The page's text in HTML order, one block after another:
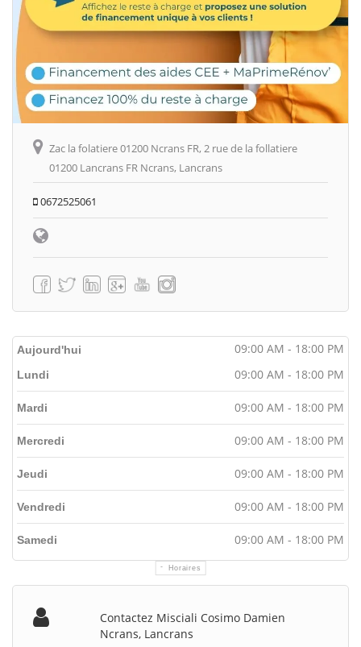
Zac la folatiere 01200 Ncrans FR, 2 rue de la follatiere
01200 Lancrans FR Ncrans, Lancrans
0672525061
Aujourd'hui 09:00 AM - 18:00 PM
Horaires
Lundi 09:00 AM - 18:00 PM
Mardi 09:00 AM - 18:00 PM
Mercredi 09:00 AM - 18:00 PM
Jeudi 09:00 AM - 18:00 PM
Vendredi 09:00 AM - 18:00 PM
Samedi 09:00 AM - 18:00 PM
Contactez Misciali Cosimo Damien
Ncrans, Lancrans